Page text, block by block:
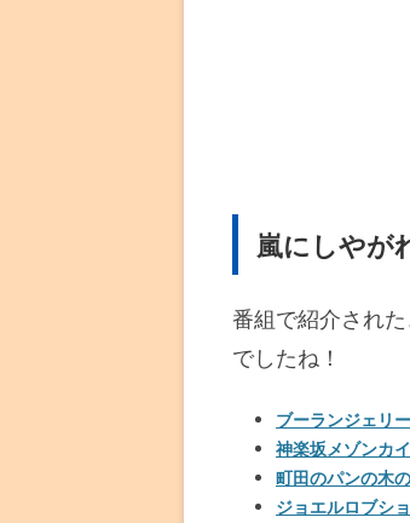
嵐にしやが
番組で紹介され
でしたね！
ブーランジェリ
神楽坂メゾンカ
町田のパンの木
ジョエルロブシ